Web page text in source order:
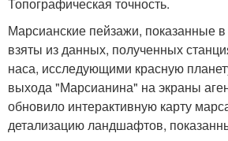
Марсианские пейзажи, показанные
взяты из данных, полученных
наса, исследующими красную
выхода "Марсианина" на экраны
обновило интерактивную карту
детализацию ландшафтов,